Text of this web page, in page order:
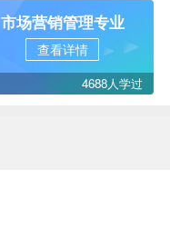
市场营销管理专业
查看详情
4688人学过